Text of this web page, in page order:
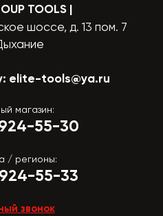
TOOLS |
шоссе, д. 13 пом. 7
elite-tools@ya.ru
магазин:
55-30
/ регионы:
924-55-33
звонок